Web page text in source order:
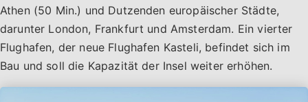
Athen (50 Min.) und Dutzenden europäischer Städte,
darunter London, Frankfurt und Amsterdam. Ein vierter
Flughafen, der neue Flughafen Kasteli, befindet sich im
Bau und soll die Kapazität der Insel weiter erhöhen.